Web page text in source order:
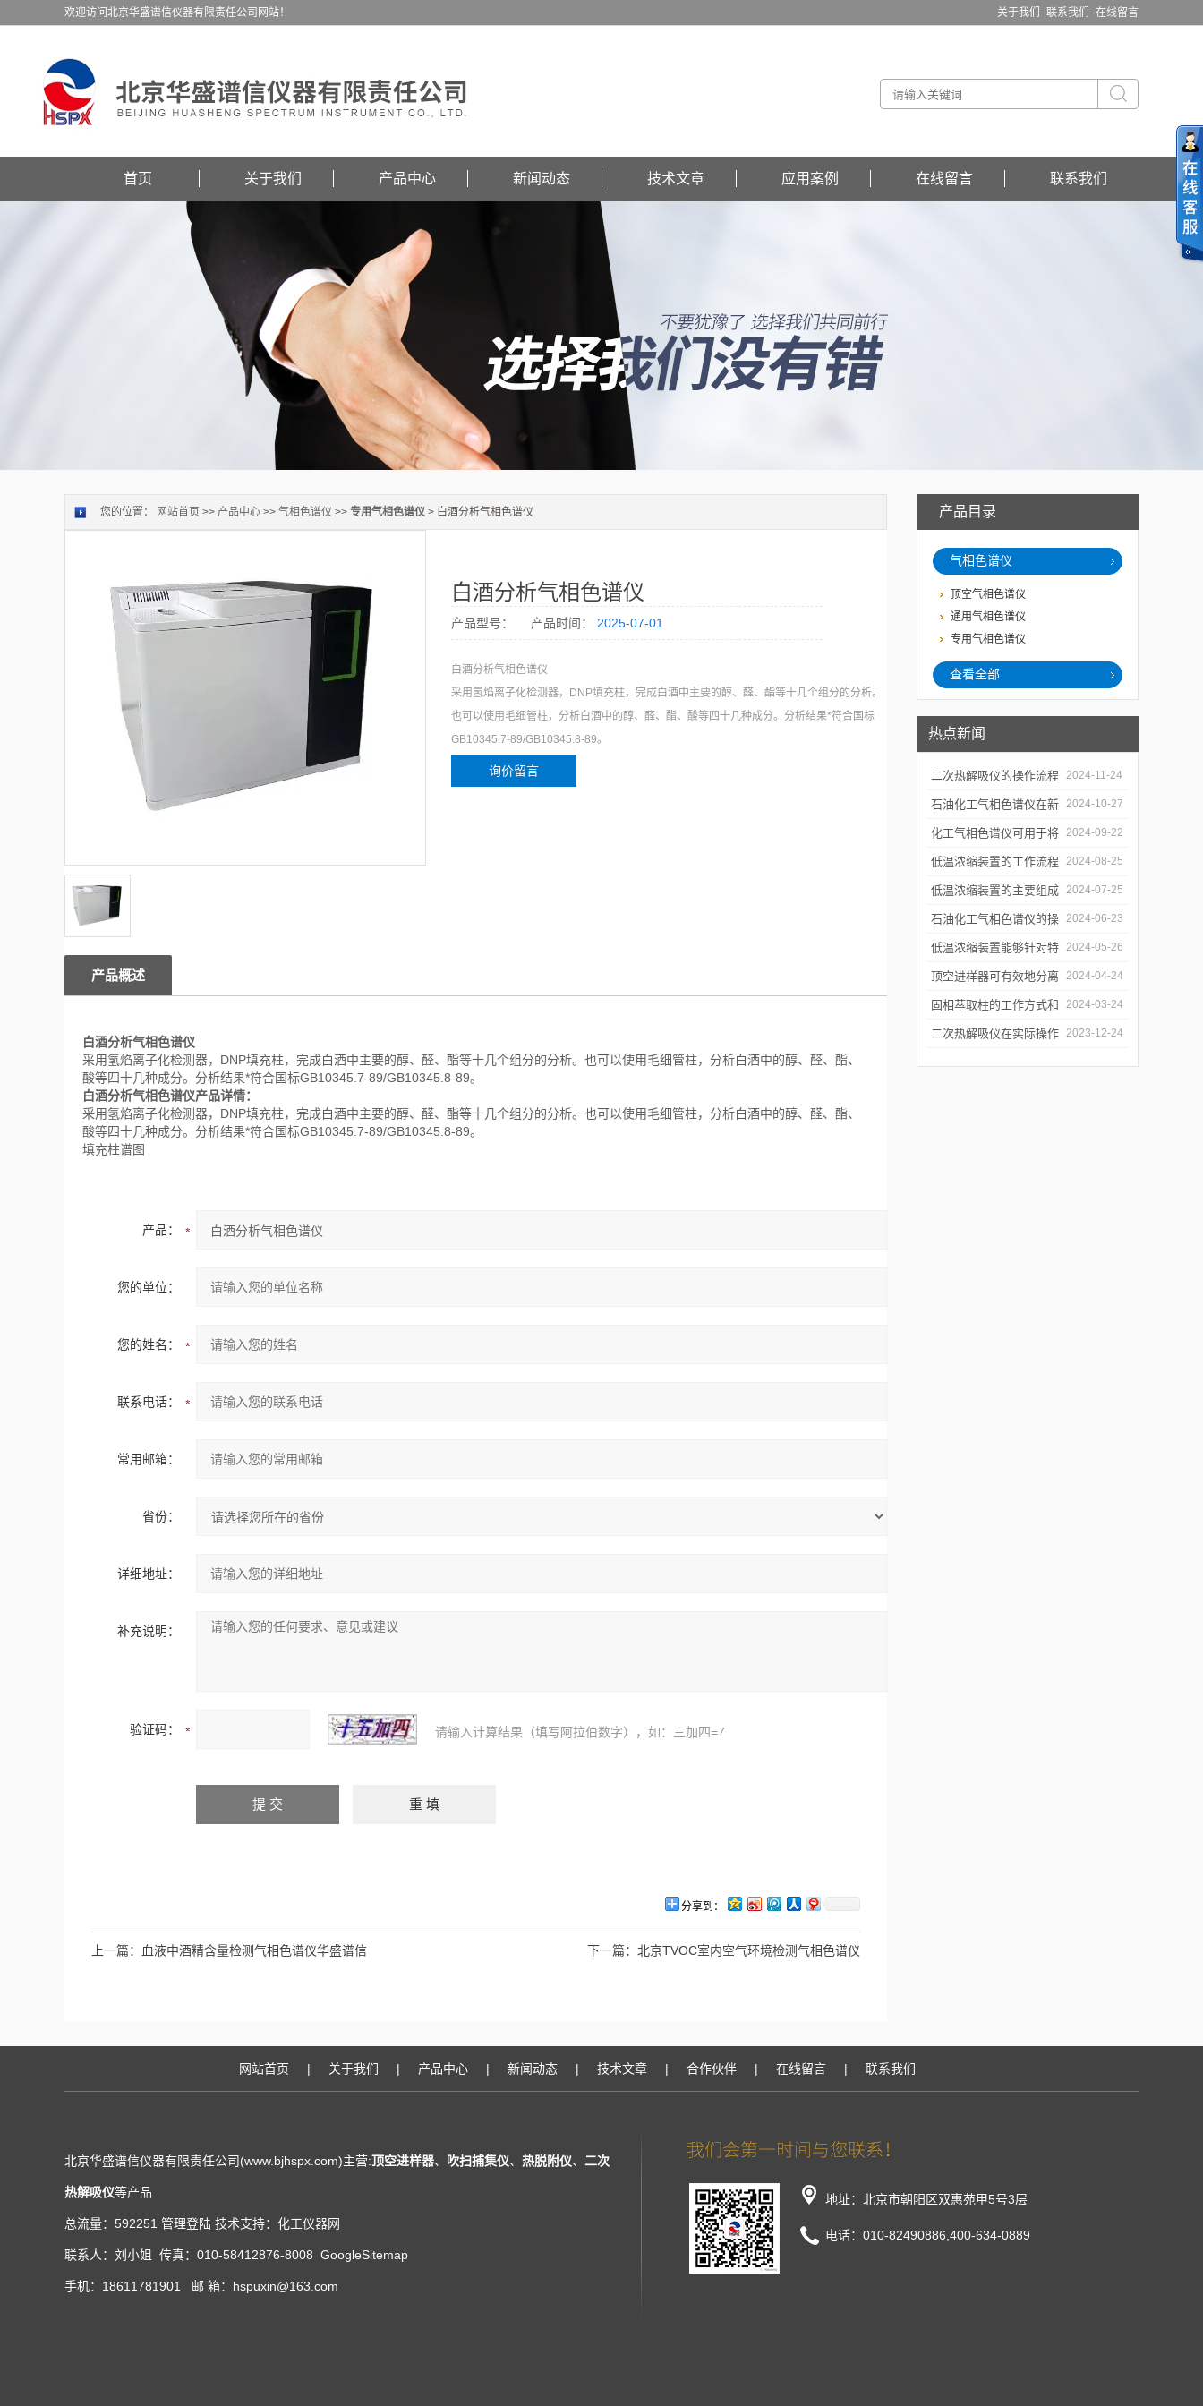
关于我们 -联系我们 -在线留言
欢迎访问北京华盛谱信仪器有限责任公司网站！
首页 关于我们 产品中心 新闻动态 技术文章 应用案例 在线留言 联系我们
产品目录
气相色谱仪
顶空气相色谱仪
通用气相色谱仪
专用气相色谱仪
查看全部
热点新闻
二次热解吸仪的操作流程
和使用注意事项
2024-11-24
石油化工气相色谱仪在新
材料、新产品的研发中的
应用
2024-10-27
化工气相色谱仪可用于将
样品引入色谱柱并推动分
离过程
2024-09-22
低温浓缩装置的工作流程
及使用注意事项
2024-08-25
低温浓缩装置的主要组成
部分及具体工作流程分析
2024-07-25
石油化工气相色谱仪的操
作要点详细分析
2024-06-23
低温浓缩装置能够针对特
定的目标组分进行有效浓
缩
2024-05-26
顶空进样器可有效地分离
和富集样品中的挥发性成
分
2024-04-24
固相萃取柱的工作方式和
应用场景
2024-03-24
二次热解吸仪在实际操作 2023-12-24
您的位置： 网站首页 >> 产品中心 >> 气相色谱仪 >> 专用气相色谱仪 > 白酒分析气相色谱仪
白酒分析气相色谱仪
产品型号： 产品时间： 2025-07-01
白酒分析气相色谱仪
采用氢焰离子化检测器，DNP填充柱，完成白酒中主要的醇、醛、酯等十几个组分的分析。
也可以使用毛细管柱，分析白酒中的醇、醛、酯、酸等四十几种成分。分析结果*符合国标
GB10345.7-89/GB10345.8-89。
询价留言
产品概述
白酒分析气相色谱仪
采用氢焰离子化检测器，DNP填充柱，完成白酒中主要的醇、醛、酯等十几个组分的分析。也可以使用毛细管柱，分析白酒中的醇、醛、酯、
酸等四十几种成分。分析结果*符合国标GB10345.7-89/GB10345.8-89。
白酒分析气相色谱仪产品详情：
采用氢焰离子化检测器，DNP填充柱，完成白酒中主要的醇、醛、酯等十几个组分的分析。也可以使用毛细管柱，分析白酒中的醇、醛、酯、
酸等四十几种成分。分析结果*符合国标GB10345.7-89/GB10345.8-89。
填充柱谱图
产品：
您的单位：
您的姓名：
联系电话：
常用邮箱：
省份：
详细地址：
补充说明：
验证码： 请输入计算结果（填写阿拉伯数字），如：三加四=7
分享到：
上一篇： 血液中酒精含量检测气相色谱仪华盛谱信 下一篇： 北京TVOC室内空气环境检测气相色谱仪
网站首页 | 关于我们 | 产品中心 | 新闻动态 | 技术文章 | 合作伙伴 | 在线留言 | 联系我们
北京华盛谱信仪器有限责任公司(www.bjhspx.com)主营:顶空进样器、 吹扫捕集仪、 热脱附仪、 二次
热解吸仪等产品
总流量：592251 管理登陆 技术支持： 化工仪器网
联系人：刘小姐 传真：010-58412876-8008 GoogleSitemap
手机：18611781901 邮 箱：hspuxin@163.com
地址：北京市朝阳区双惠苑甲5号3层
电话：010-82490886,400-634-0889